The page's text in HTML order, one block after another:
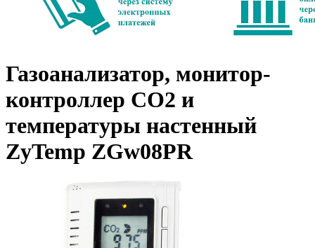
Газоанализатор, монитор-
контроллер СО2 и
температуры настенный
ZyTemp ZGw08PR